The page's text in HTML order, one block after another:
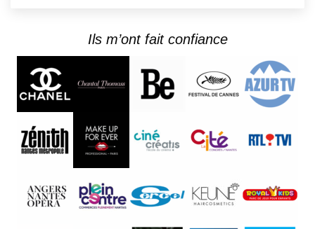
Ils m’ont fait confiance